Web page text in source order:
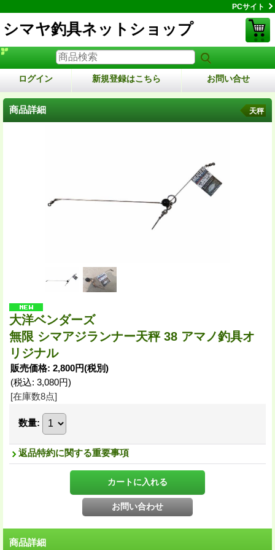
PCサイト
シマヤ釣具ネットショップ
ログイン 新規登録はこちら お問い合せ
商品詳細 天秤
大洋ベンダーズ
無限 シマアジランナー天秤 38 アマノ釣具オ
リジナル
販売価格: 2,800円(税別)
(税込: 3,080円)
[在庫数8点]
数量:
返品特約に関する重要事項
商品詳細